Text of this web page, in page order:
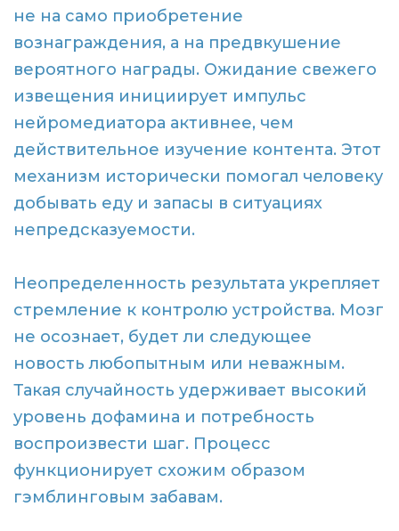
не на само приобретение
вознаграждения, а на предвкушение
вероятного награды. Ожидание свежего
извещения инициирует импульс
нейромедиатора активнее, чем
действительное изучение контента. Этот
механизм исторически помогал человеку
добывать еду и запасы в ситуациях
непредсказуемости.
Неопределенность результата укрепляет
стремление к контролю устройства. Мозг
не осознает, будет ли следующее
новость любопытным или неважным.
Такая случайность удерживает высокий
уровень дофамина и потребность
воспроизвести шаг. Процесс
функционирует схожим образом
гэмблинговым забавам.